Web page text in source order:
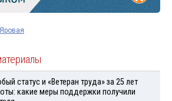
статус и «Ветеран труда» за 25 лет
какие меры поддержки получили